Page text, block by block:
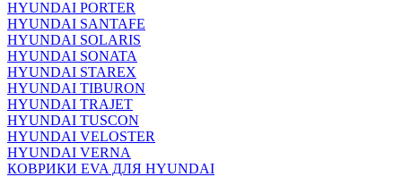
HYUNDAI PORTER
HYUNDAI SANTAFE
HYUNDAI SOLARIS
HYUNDAI SONATA
HYUNDAI STAREX
HYUNDAI TIBURON
HYUNDAI TRAJET
HYUNDAI TUSCON
HYUNDAI VELOSTER
HYUNDAI VERNA
КОВРИКИ EVA ДЛЯ HYUNDAI